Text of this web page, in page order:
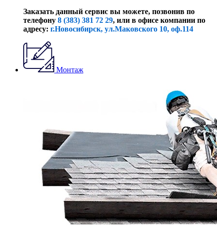
Заказать данный сервис вы можете, позвонив по
телефону 8 (383) 381 72 29, или в офисе компании по
адресу: г.Новосибирск, ул.Маковского 10, оф.114
Монтаж